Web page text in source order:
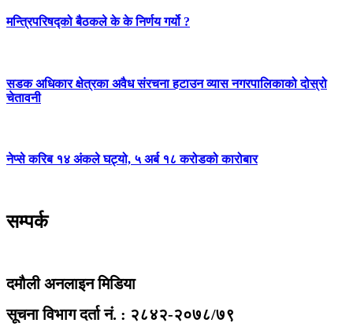
मन्त्रिपरिषद्को बैठकले के के निर्णय गर्यो ?
सडक अधिकार क्षेत्रका अवैध संरचना हटाउन व्यास नगरपालिकाको दोस्रो
चेतावनी
नेप्से करिब १४ अंकले घट्यो, ५ अर्ब १८ करोडको कारोबार
सम्पर्क
दमौली अनलाइन मिडिया
सूचना विभाग दर्ता नं. : २८४२-२०७८/७९